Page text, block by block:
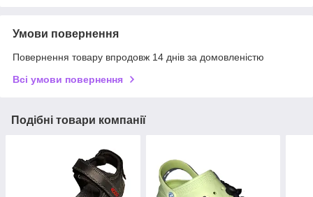
Умови повернення
Повернення товару впродовж 14 днів за домовленістю
Всі умови повернення
Подібні товари компанії